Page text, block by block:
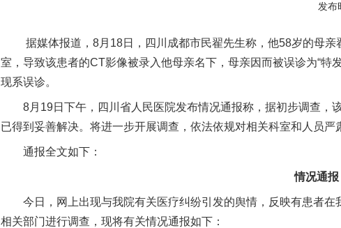
发布
据媒体报道，8月18日，四川成都市民翟先生称，他58岁的母亲
室，导致该患者的CT影像被录入他母亲名下，母亲因而被误诊为“特
现系误诊。
8月19日下午，四川省人民医院发布情况通报称，据初步调查，
已得到妥善解决。将进一步开展调查，依法依规对相关科室和人员严
通报全文如下：
情况通报
今日，网上出现与我院有关医疗纠纷引发的舆情，反映有患者在
相关部门进行调查，现将有关情况通报如下：